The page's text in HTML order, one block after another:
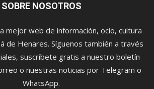
SOBRE NOSOTROS
mejor web de información, ocio, cultura
de Henares. Síguenos también a través
suscríbete gratis a nuestro boletín
o nuestras noticias por Telegram o
WhatsApp.